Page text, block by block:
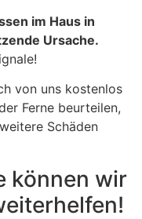
im Haus in
Ursache.
von uns kostenlos
Ferne beurteilen,
Schäden
können wir